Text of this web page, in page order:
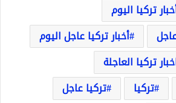
تركيا اليوم
أخبار تركيا عاجل اليوم
تركيا العاجلة
تركيا
تركيا عاجل